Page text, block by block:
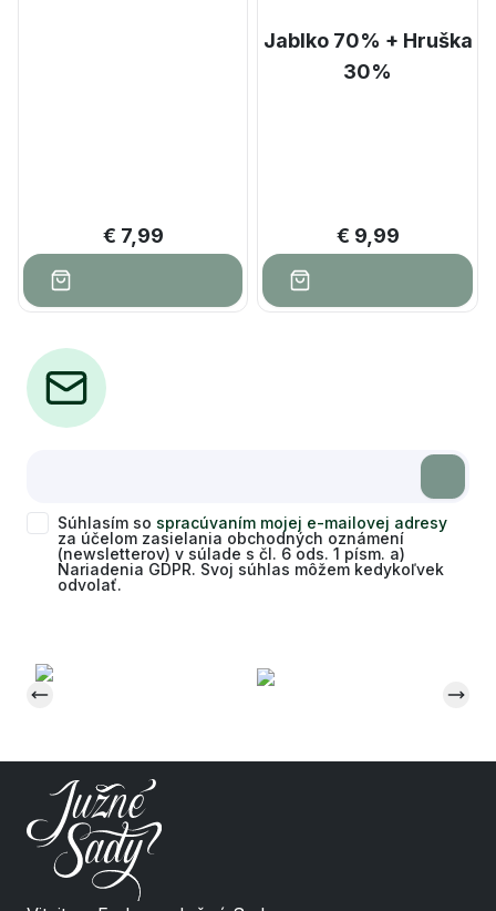
€ 7,99
Jablko 70% + Hruška
30%
€ 9,99
Súhlasím so spracúvaním mojej e-mailovej adresy
za účelom zasielania obchodných oznámení
(newsletterov) v súlade s čl. 6 ods. 1 písm. a)
Nariadenia GDPR. Svoj súhlas môžem kedykoľvek
odvolať.